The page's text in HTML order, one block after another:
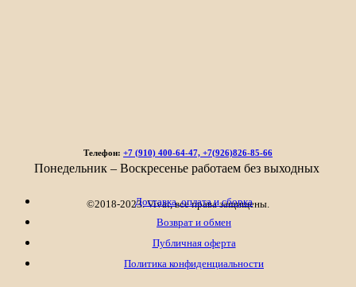
Телефон: +7 (910) 400-64-47, +7(926)826-85-66
Понедельник – Воскресенье работаем без выходных
©2018-2023. Vivat, все права защищены.
Доставка, оплата и сборка
Возврат и обмен
Публичная оферта
Политика конфиденциальности